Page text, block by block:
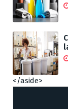
</aside>